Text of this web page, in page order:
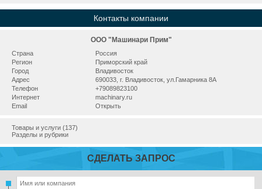
Контакты компании
ООО "Машинари Прим"
Страна
Россия
Регион
Приморский край
Город
Владивосток
Адрес
690033, г. Владивосток, ул.Гамарника 8А
Телефон
+79089823100
Интернет
machinary.ru
Email
Открыть
Товары и услуги (137)
Разделы и рубрики
СДЕЛАТЬ ЗАПРОС